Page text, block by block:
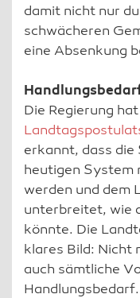
damit nicht nur
schwächeren
eine Absenkung
Die Regierung
erkannt, dass
heutigen System
werden und dem
unterbreitet, wie
könnte. Die
klares Bild: Nicht
auch sämtliche